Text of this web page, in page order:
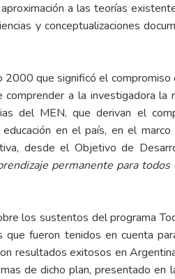
a las teorías
y conceptualizaciones
2000 que significó el compromiso
a la investigadora la
del MEN, que derivan el
en el país, en el marco
desde el Objetivo de
permanente para todos
los sustentos del programa
fueron tenidos en cuenta
resultados exitosos en
de dicho plan, presentado en